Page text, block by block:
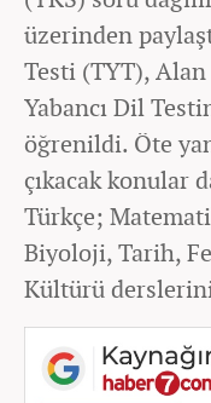
üzerinden
Testi (TYT),
Yabancı Dil
öğrenildi. Öte
çıkacak konular
Türkçe;
Biyoloji, Tarih,
Kültürü